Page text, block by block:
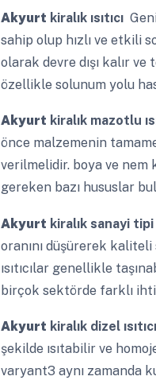
Akyurt kiralık ısıtıcı
sahip olup hızlı ve etkili
olarak devre dışı kalır
özellikle solunum yolu
Akyurt kiralık mazotlu
önce malzemenin
verilmelidir. boya ve nem
gereken bazı hususlar
Akyurt kiralık sanayi
oranını düşürerek
ısıtıcılar genellikle
birçok sektörde farklı
Akyurt kiralık dizel
şekilde ısıtabilir ve
varyant3 aynı zamanda